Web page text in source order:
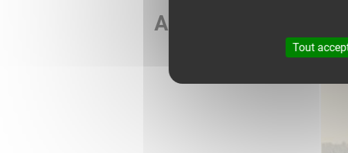
Agri météo vous
Tout